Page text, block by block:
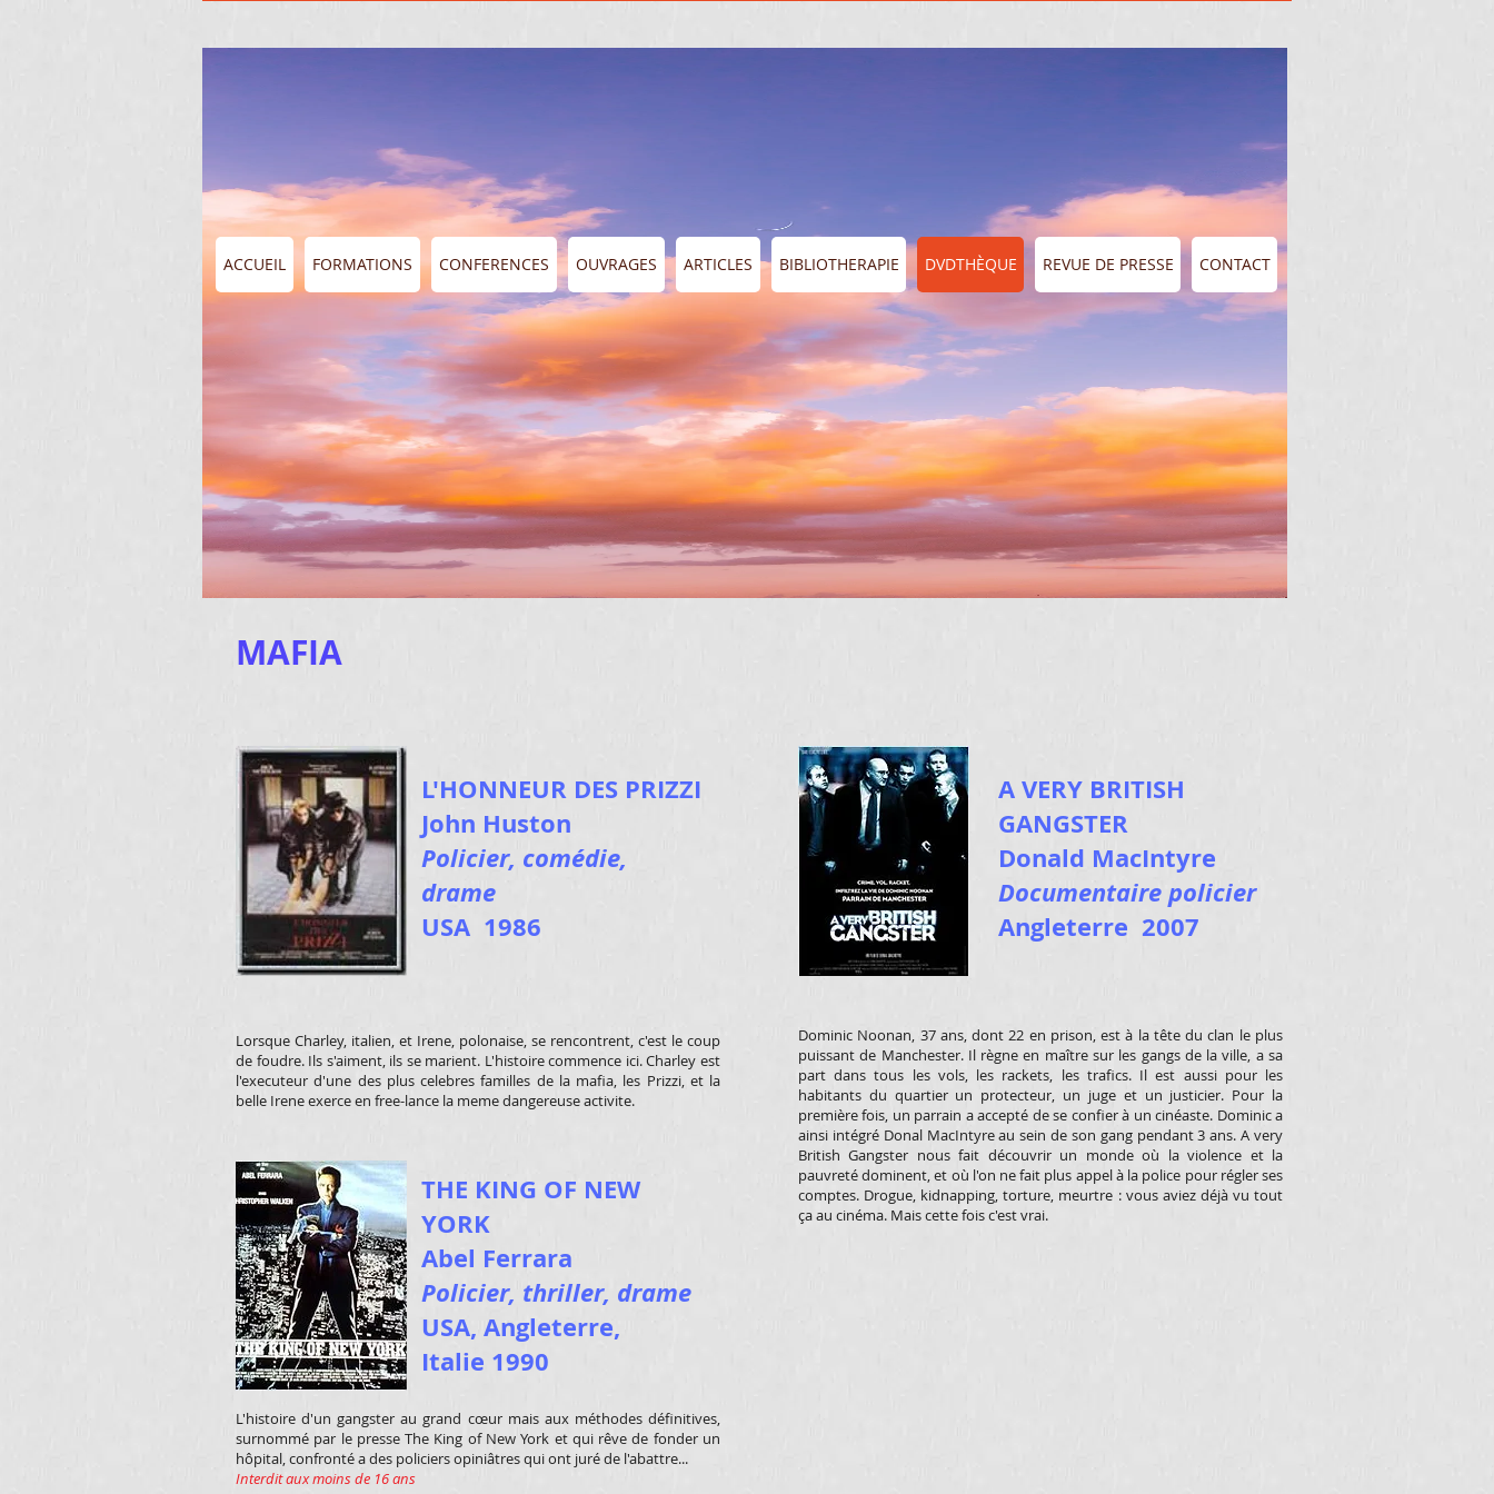
ACCUEIL FORMATIONS CONFERENCES OUVRAGES ARTICLES BIBLIOTHERAPIE DVDTHÈQUE REVUE DE PRESSE CONTACT
MAFIA
A VERY BRITISH
GANGSTER
Donald MacIntyre
Documentaire policier
Angleterre 2007
L'HONNEUR DES PRIZZI
John Huston
Policier, comédie,
drame
USA 1986
Lorsque Charley, italien, et Irene, polonaise, se rencontrent, c'est le coup
de foudre. Ils s'aiment, ils se marient. L'histoire commence ici. Charley est
l'executeur d'une des plus celebres familles de la mafia, les Prizzi, et la
belle Irene exerce en free-lance la meme dangereuse activite.
THE KING OF NEW
YORK
Abel Ferrara
Policier, thriller, drame
USA, Angleterre,
Italie 1990
Dominic Noonan, 37 ans, dont 22 en prison, est à la tête du clan le plus
puissant de Manchester. Il règne en maître sur les gangs de la ville, a sa
part dans tous les vols, les rackets, les trafics. Il est aussi pour les
habitants du quartier un protecteur, un juge et un justicier. Pour la
première fois, un parrain a accepté de se confier à un cinéaste. Dominic a
ainsi intégré Donal MacIntyre au sein de son gang pendant 3 ans. A very
British Gangster nous fait découvrir un monde où la violence et la
pauvreté dominent, et où l'on ne fait plus appel à la police pour régler ses
comptes. Drogue, kidnapping, torture, meurtre : vous aviez déjà vu tout
ça au cinéma. Mais cette fois c'est vrai.
L'histoire d'un gangster au grand cœur mais aux méthodes définitives,
surnommé par le presse The King of New York et qui rêve de fonder un
hôpital, confronté a des policiers opiniâtres qui ont juré de l'abattre...
Interdit aux moins de 16 ans